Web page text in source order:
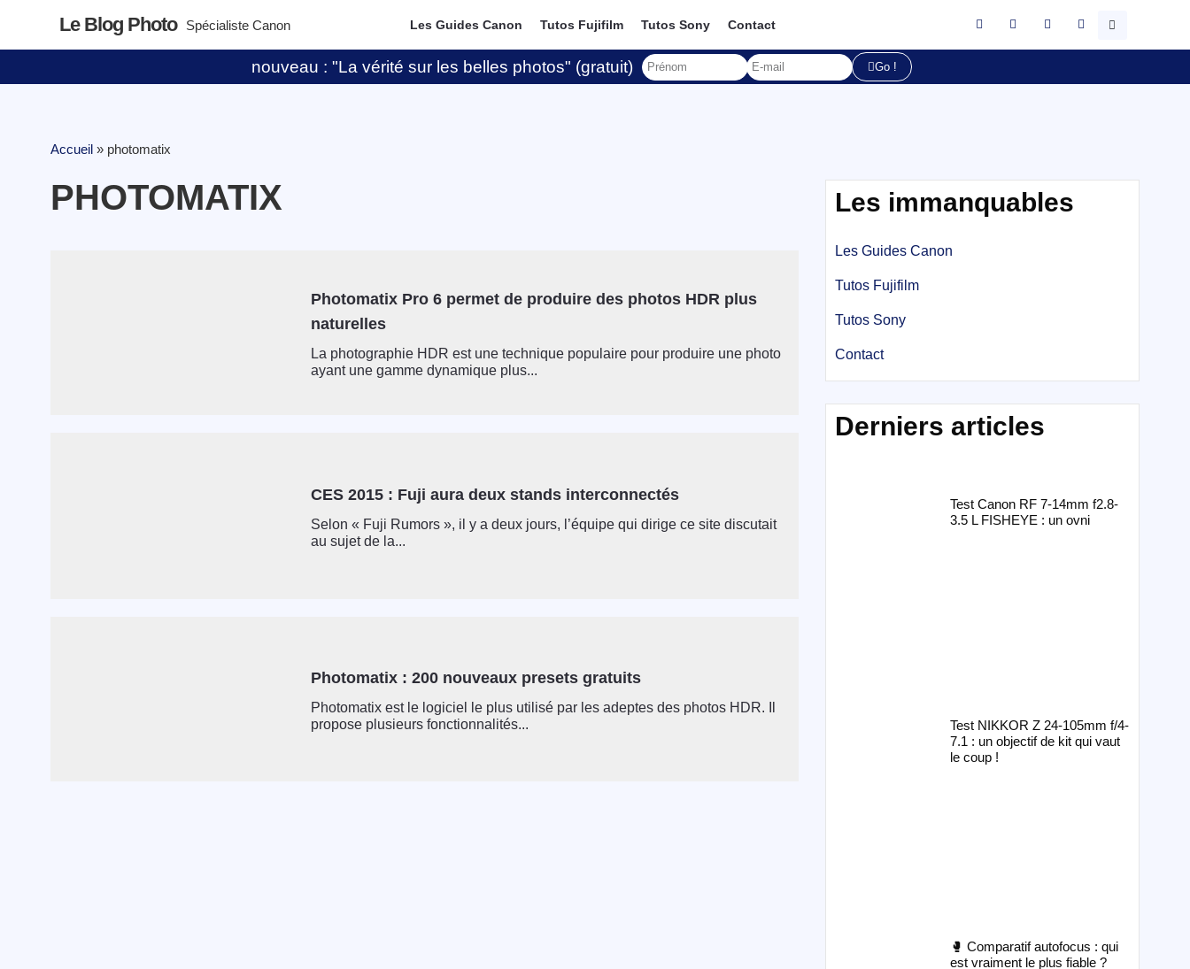
Le Blog Photo Spécialiste Canon Les Guides Canon Tutos Fujifilm Tutos Sony Contact
nouveau : "La vérité sur les belles photos" (gratuit) Go !
Accueil » photomatix
PHOTOMATIX
Photomatix Pro 6 permet de produire des photos HDR plus
naturelles
La photographie HDR est une technique populaire pour produire une photo
ayant une gamme dynamique plus...
CES 2015 : Fuji aura deux stands interconnectés
Selon « Fuji Rumors », il y a deux jours, l’équipe qui dirige ce site discutait
au sujet de la...
Photomatix : 200 nouveaux presets gratuits
Photomatix est le logiciel le plus utilisé par les adeptes des photos HDR. Il
propose plusieurs fonctionnalités...
Les immanquables
Les Guides Canon
Tutos Fujifilm
Tutos Sony
Contact
Derniers articles
Test Canon RF 7-14mm f2.8-
3.5 L FISHEYE : un ovni
Test NIKKOR Z 24-105mm f/4-
7.1 : un objectif de kit qui vaut
le coup !
🥊 Comparatif autofocus : qui
est vraiment le plus fiable ?